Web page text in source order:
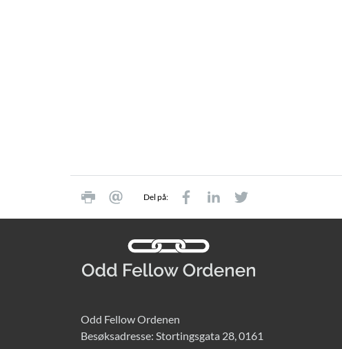
Del på:
Odd Fellow Ordenen
Besøksadresse: Stortingsgata 28, 0161